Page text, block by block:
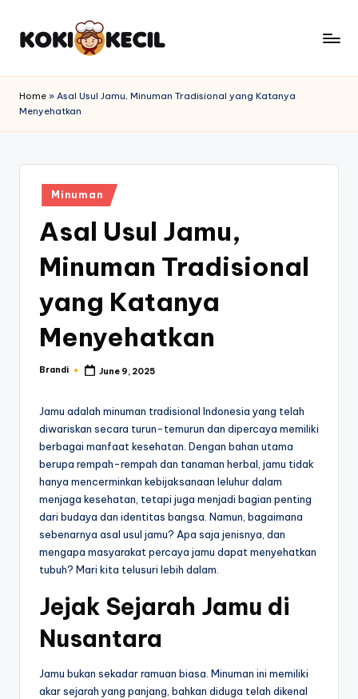
Skip
o
k
k
Home » Asal Usul Jamu, Minuman Tradisional yang Katanya
Menyehatkan
Posted
in
Minuman
Asal Usul Jamu,
Minuman Tradisional
yang Katanya
Menyehatkan
Posted
Brandi June 9, 2025
Jamu adalah minuman tradisional Indonesia yang telah
diwariskan secara turun-temurun dan dipercaya memiliki
berbagai manfaat kesehatan. Dengan bahan utama
berupa rempah-rempah dan tanaman herbal, jamu tidak
hanya mencerminkan kebijaksanaan leluhur dalam
menjaga kesehatan, tetapi juga menjadi bagian penting
dari budaya dan identitas bangsa. Namun, bagaimana
sebenarnya asal usul jamu? Apa saja jenisnya, dan
mengapa masyarakat percaya jamu dapat menyehatkan
tubuh? Mari kita telusuri lebih dalam.
Jejak Sejarah Jamu di
Nusantara
Jamu bukan sekadar ramuan biasa. Minuman ini memiliki
akar sejarah yang panjang, bahkan diduga telah dikenal